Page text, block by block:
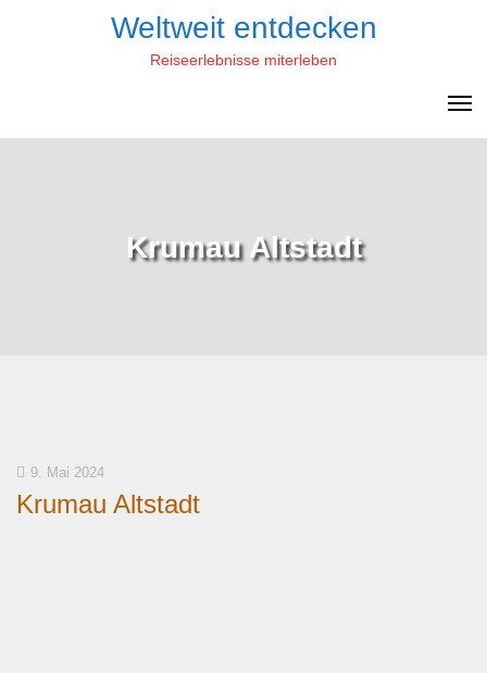
Weltweit entdecken
Reiseerlebnisse miterleben
Krumau Altstadt
9. Mai 2024
Krumau Altstadt